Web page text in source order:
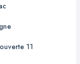
11